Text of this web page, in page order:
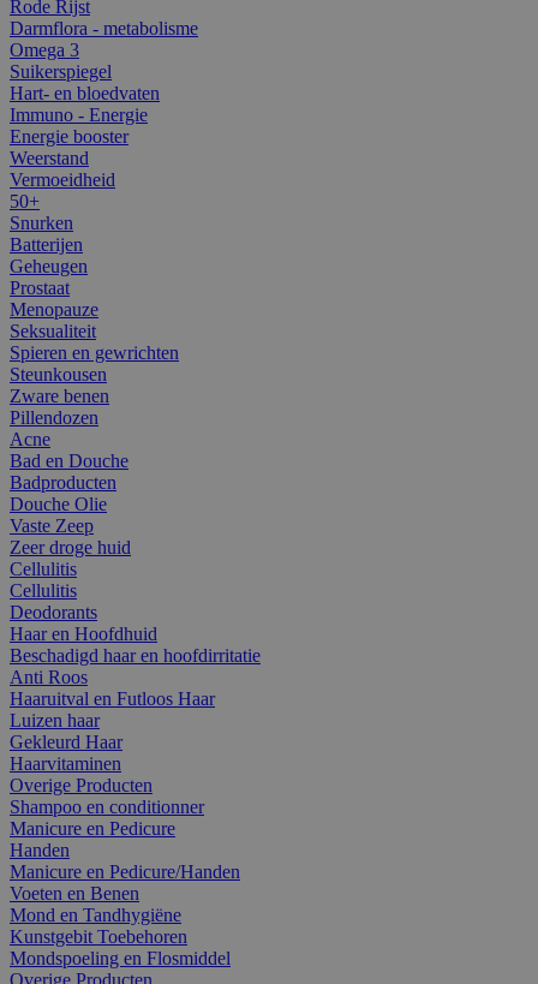
Rode Rijst
Darmflora - metabolisme
Omega 3
Suikerspiegel
Hart- en bloedvaten
Immuno - Energie
Energie booster
Weerstand
Vermoeidheid
50+
Snurken
Batterijen
Geheugen
Prostaat
Menopauze
Seksualiteit
Spieren en gewrichten
Steunkousen
Zware benen
Pillendozen
Acne
Bad en Douche
Badproducten
Douche Olie
Vaste Zeep
Zeer droge huid
Cellulitis
Cellulitis
Deodorants
Haar en Hoofdhuid
Beschadigd haar en hoofdirritatie
Anti Roos
Haaruitval en Futloos Haar
Luizen haar
Gekleurd Haar
Haarvitaminen
Overige Producten
Shampoo en conditionner
Manicure en Pedicure
Handen
Manicure en Pedicure/Handen
Voeten en Benen
Mond en Tandhygiëne
Kunstgebit Toebehoren
Mondspoeling en Flosmiddel
Overige Producten